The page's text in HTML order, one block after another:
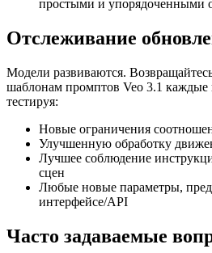
простыми и упорядоченными
Отслеживание
Модели развиваются.
шаблонам промптов Veo 3.1 каждые
тестируя:
Новые ограничения
Улучшенную обработку
Лучшее соблюдение
сцен
Любые новые параметры,
интерфейсе/API
Часто задаваемые